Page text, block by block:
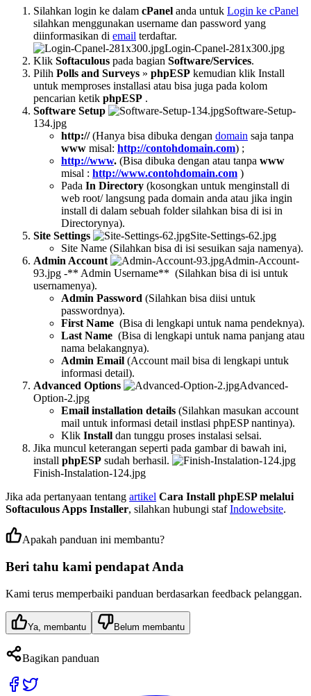
Silahkan login ke dalam cPanel anda untuk Login ke cPanel
silahkan menggunakan username dan password yang
diinformasikan di email terdaftar.
Login-Cpanel-281x300.jpg
Klik Softaculous pada bagian Software/Services.
Pilih Polls and Surveys » phpESP kemudian klik Install
untuk memproses installasi atau bisa juga pada kolom
pencarian ketik phpESP .
Software Setup
Software-Setup-
134.jpg
http://(Hanya bisa dibuka dengan domain saja tanpa
www misal: http://contohdomain.com) ;
http://www. (Bisa dibuka dengan atau tanpa www
misal : http://www.contohdomain.com )
Pada In Directory (kosongkan untuk menginstall di
web root/ langsung pada domain anda atau jika ingin
install di dalam sebuah folder silahkan bisa di isi in
Directorynya).
Site Settings
Site-Settings-62.jpg
Site Name (Silahkan bisa di isi sesuikan saja namenya).
Admin Account
Admin-Account-
93.jpg -** Admin Username** (Silahkan bisa di isi untuk
usernamenya).
Admin Password (Silahkan bisa diisi untuk
passwordnya).
First Name (Bisa di lengkapi untuk nama pendeknya).
Last Name (Bisa di lengkapi untuk nama panjang atau
nama belakangnya).
Admin Email (Account mail bisa di lengkapi untuk
informasi detail).
Advanced Options
Advanced-
Option-2.jpg
Email installation details (Silahkan masukan account
mail untuk informasi detail instlasi phpESP nantinya).
Klik Install dan tunggu proses instalasi selsai.
Jika muncul keterangan seperti pada gambar di bawah ini,
install phpESP sudah berhasil.
Finish-Instalation-124.jpg
Jika ada pertanyaan tentang artikel Cara Install phpESP melalui
Softaculous Apps Installer, silahkan hubungi stafIndowebsite.
Apakah panduan ini membantu?
Beri tahu kami pendapat Anda
Kami terus memperbaiki panduan berdasarkan feedback pelanggan.
Ya, membantu Belum membantu
Bagikan panduan